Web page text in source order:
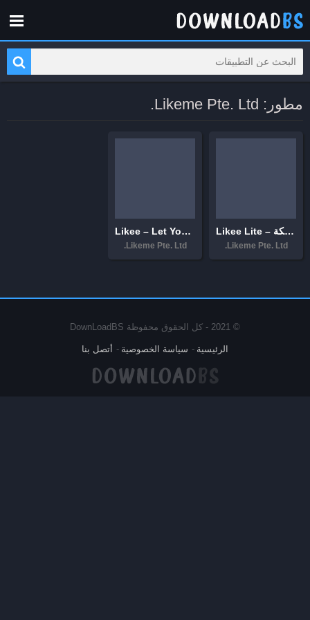
مطور: Likeme Pte. Ltd.
Likee Lite – فيديوهات مضحكة
Likeme Pte. Ltd.
Likee – Let You Shine
Likeme Pte. Ltd.
© 2021 - كل الحقوق محفوظة DownLoadBS
الرئيسية سياسة الخصوصية أتصل بنا